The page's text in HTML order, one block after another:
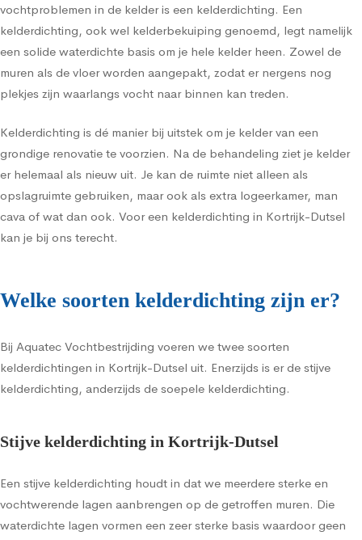
vochtproblemen in de kelder is een kelderdichting. Een
kelderdichting, ook wel kelderbekuiping genoemd, legt namelijk
een solide waterdichte basis om je hele kelder heen. Zowel de
muren als de vloer worden aangepakt, zodat er nergens nog
plekjes zijn waarlangs vocht naar binnen kan treden.
Kelderdichting is dé manier bij uitstek om je kelder van een
grondige renovatie te voorzien. Na de behandeling ziet je kelder
er helemaal als nieuw uit. Je kan de ruimte niet alleen als
opslagruimte gebruiken, maar ook als extra logeerkamer, man
cava of wat dan ook. Voor een kelderdichting in Kortrijk-Dutsel
kan je bij ons terecht.
Welke soorten kelderdichting zijn er?
Bij Aquatec Vochtbestrijding voeren we twee soorten
kelderdichtingen in Kortrijk-Dutsel uit. Enerzijds is er de stijve
kelderdichting, anderzijds de soepele kelderdichting.
Stijve kelderdichting in Kortrijk-Dutsel
Een stijve kelderdichting houdt in dat we meerdere sterke en
vochtwerende lagen aanbrengen op de getroffen muren. Die
waterdichte lagen vormen een zeer sterke basis waardoor geen